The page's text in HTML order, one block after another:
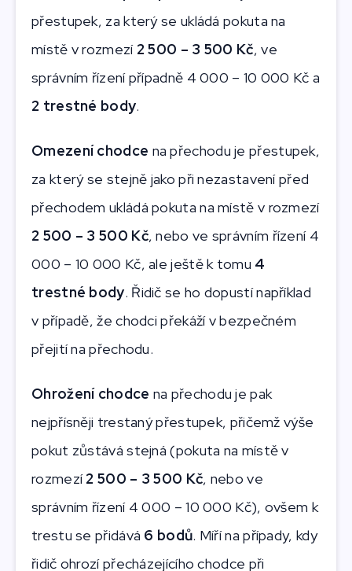
přestupek, za který se ukládá pokuta na
místě v rozmezí 2 500 – 3 500 Kč, ve
správním řízení případně 4 000 – 10 000 Kč a
2 trestné body.
Omezení chodce na přechodu je přestupek,
za který se stejně jako při nezastavení před
přechodem ukládá pokuta na místě v rozmezí
2 500 – 3 500 Kč, nebo ve správním řízení 4
000 – 10 000 Kč, ale ještě k tomu 4
trestné body. Řidič se ho dopustí například
v případě, že chodci překáží v bezpečném
přejití na přechodu.
Ohrožení chodce na přechodu je pak
nejpřísněji trestaný přestupek, přičemž výše
pokut zůstává stejná (pokuta na místě v
rozmezí2 500 – 3 500 Kč, nebo ve
správním řízení 4 000 – 10 000 Kč), ovšem k
trestu se přidává 6 bodů. Míří na případy, kdy
řidič ohrozí přecházejícího chodce při